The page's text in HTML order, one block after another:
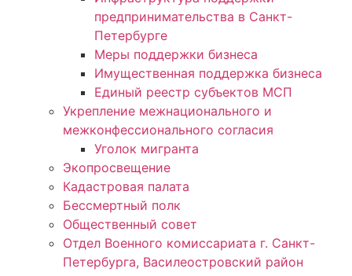
предпринимательства в Санкт-
Петербурге
Меры поддержки бизнеса
Имущественная поддержка бизнеса
Единый реестр субъектов МСП
Укрепление межнационального и
межконфессионального согласия
Уголок мигранта
Экопросвещение
Кадастровая палата
Бессмертный полк
Общественный совет
Отдел Военного комиссариата г. Санкт-
Петербурга, Василеостровский район